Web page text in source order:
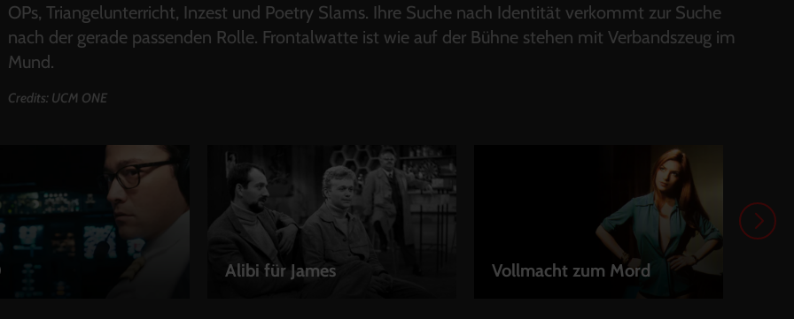
OPs, Triangelunterricht, Inzest und Poetry Slams. Ihre Suche nach Identität verkommt zur Suche
nach der gerade passenden Rolle. Frontalwatte ist wie auf der Bühne stehen mit Verbandszeug im
Mund.
Credits: UCM ONE
Alibi für James
LEIHEN Vollmacht zum Mord
LEIHEN